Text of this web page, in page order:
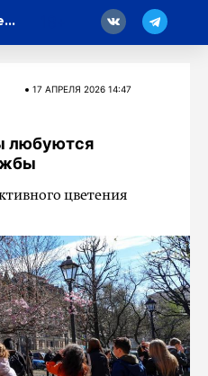
Суд Петербурга передал государству квадрокоптеры на 13 миллионов рублей
17 АПРЕЛЯ 2026 14:47
любуются
цветения